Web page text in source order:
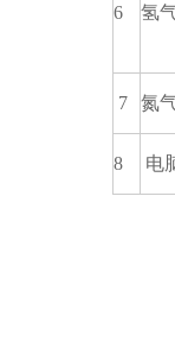
6 氢
7 氮
8 电